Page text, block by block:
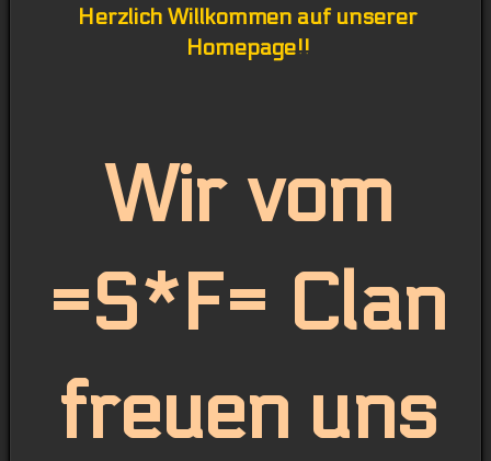
Herzlich Willkommen auf unserer
Homepage!!
Wir vom
=S*F= Clan
freuen uns